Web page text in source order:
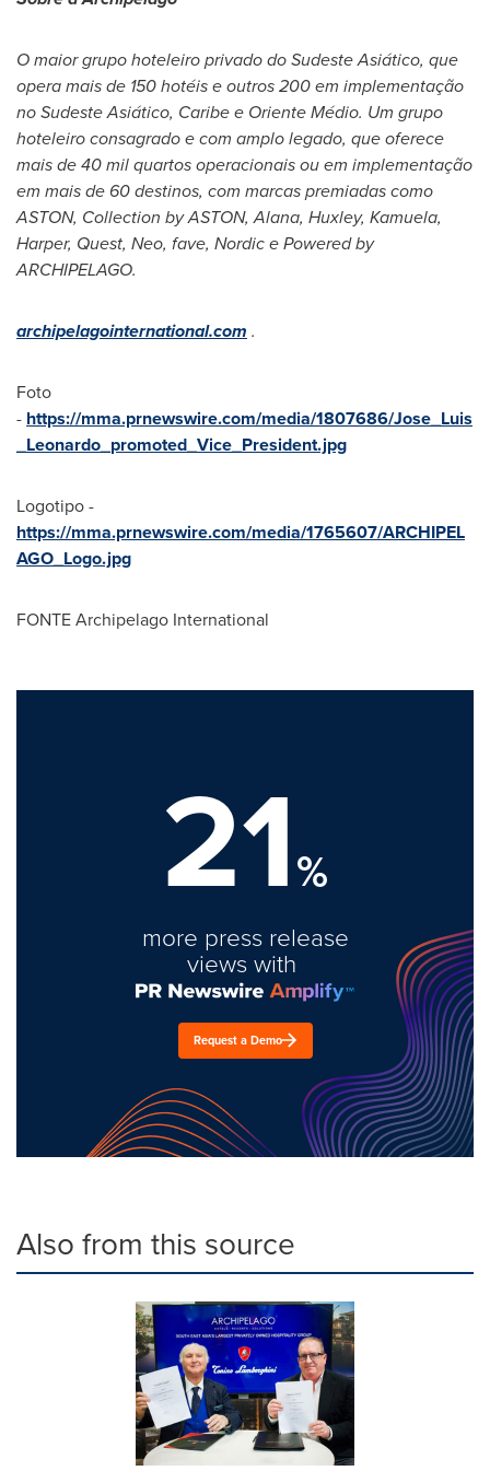
O maior grupo hoteleiro privado do Sudeste Asiático, que
opera mais de 150 hotéis e outros 200 em implementação
no Sudeste Asiático, Caribe e Oriente Médio. Um grupo
hoteleiro consagrado e com amplo legado, que oferece
mais de 40 mil quartos operacionais ou em implementação
em mais de 60 destinos, com marcas premiadas como
ASTON, Collection by ASTON, Alana, Huxley, Kamuela,
Harper, Quest, Neo, fave, Nordic e Powered by
ARCHIPELAGO.
archipelagointernational.com .
Foto
- https://mma.prnewswire.com/media/1807686/Jose_Luis
_Leonardo_promoted_Vice_President.jpg
Logotipo -
https://mma.prnewswire.com/media/1765607/ARCHIPEL
AGO_Logo.jpg
FONTE Archipelago International
21%
more press release
views with
Request a Demo
Also from this source